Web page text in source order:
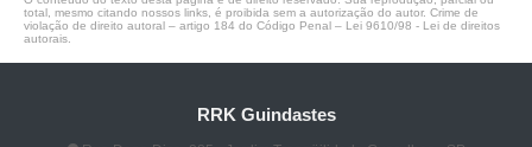
total, mesmo citando nossos links, é proibida sem a autorização do autor. Crime de
violação de direito autoral – artigo 184 do Código Penal – Lei 9610/98 - Lei de direitos
autorais
RRK Guindastes